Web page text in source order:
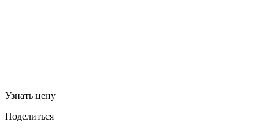
Узнать цену
Поделиться